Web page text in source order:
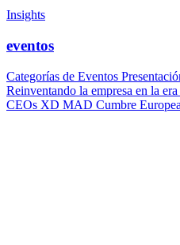
Insights
eventos
Categorías de Eventos
Reinventando la empresa en la
CEOs XD MAD Cumbre